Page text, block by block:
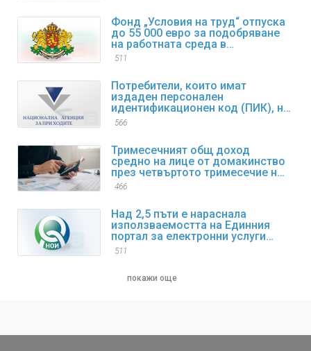
Фонд „Условия на труд“ отпуска
до 55 000 евро за подобряване
на работната среда в
предприятията
511
Потребители, които имат
издаден персонален
идентификационен код (ПИК), но
са забравили/изгубили същия,
566
Тримесечният общ доход
средно на лице от домакинство
през четвъртото тримесечие на
2025 г. нараства с 9,4% спрямо
466
Над 2,5 пъти е нараснала
използваемостта на Единния
портал за електронни услуги
(ЕПЕУ) на НОИ през 2025 г.
511
покажи още